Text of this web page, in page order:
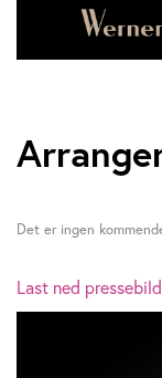
Det er ingen
Last ned